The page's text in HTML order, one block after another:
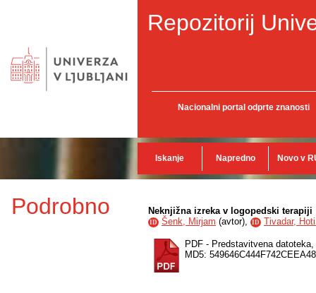
Repozitorij
Nacionalni portal odprte znanosti
Iskanje Napredno Novo v
Podrobno Neknjižna izreka v logopedski
ID Šenk, Mirjam (avtor), ID Tivadar,
PDF - Predstavitvena datoteka,
MD5: